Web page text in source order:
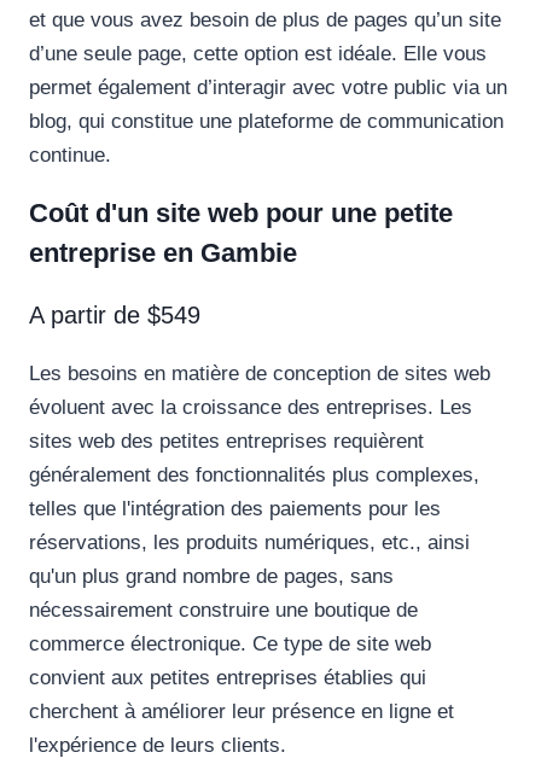
et que vous avez besoin de plus de pages qu’un site
d’une seule page, cette option est idéale. Elle vous
permet également d’interagir avec votre public via un
blog, qui constitue une plateforme de communication
continue.
Coût d'un site web pour une petite
entreprise en Gambie
A partir de $549
Les besoins en matière de conception de sites web
évoluent avec la croissance des entreprises. Les
sites web des petites entreprises requièrent
généralement des fonctionnalités plus complexes,
telles que l'intégration des paiements pour les
réservations, les produits numériques, etc., ainsi
qu'un plus grand nombre de pages, sans
nécessairement construire une boutique de
commerce électronique. Ce type de site web
convient aux petites entreprises établies qui
cherchent à améliorer leur présence en ligne et
l'expérience de leurs clients.